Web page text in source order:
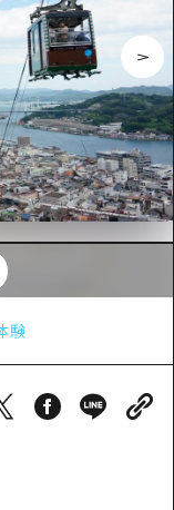
ガイド
験